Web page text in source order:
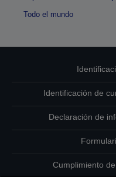
Todo el mundo
Identificación de
Declaración de
Cumplimiento